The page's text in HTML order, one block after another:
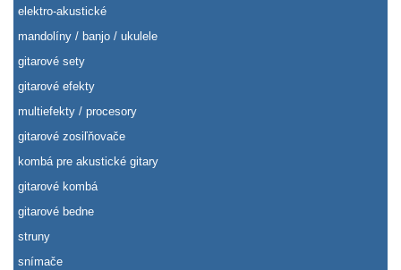
elektro-akustické
mandolíny / banjo / ukulele
gitarové sety
gitarové efekty
multiefekty / procesory
gitarové zosiľňovače
kombá pre akustické gitary
gitarové kombá
gitarové bedne
struny
snímače